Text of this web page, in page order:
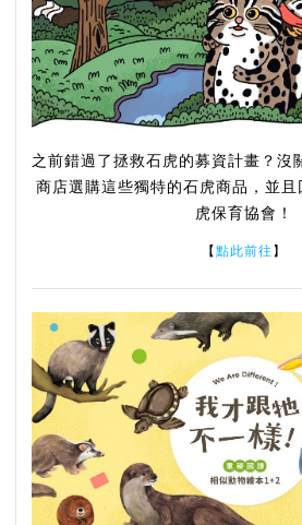
之前錯過了拯救石虎的募資計畫？沒
商店選購這些獨特的石虎商品，並
虎保育協會！
【點此前往】